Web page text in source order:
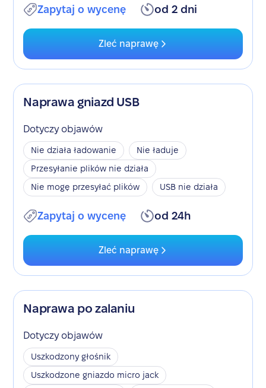
Zapytaj o wycenę od 2 dni
Zleć naprawę
Naprawa gniazd USB
Dotyczy objawów
Nie działa ładowanie
Nie ładuje
Przesyłanie plików nie działa
Nie mogę przesyłać plików
USB nie działa
Zapytaj o wycenę od 24h
Zleć naprawę
Naprawa po zalaniu
Dotyczy objawów
Uszkodzony głośnik
Uszkodzone gniazdo micro jack